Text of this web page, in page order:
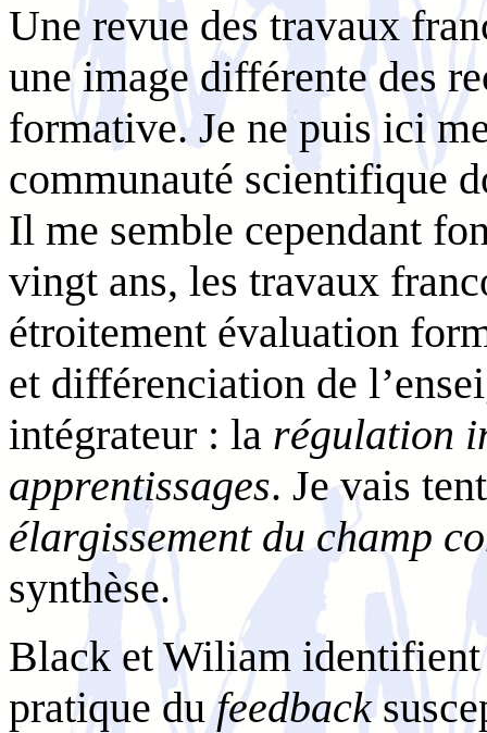
Une revue des travaux
une image différente des
formative. Je ne puis ici
communauté scientifique
Il me semble cependant
vingt ans, les travaux
étroitement évaluation
et différenciation de
intégrateur : la régulation
apprentissages. Je vais
élargissement du champ
synthèse.
Black et Wiliam
pratique dufeedback